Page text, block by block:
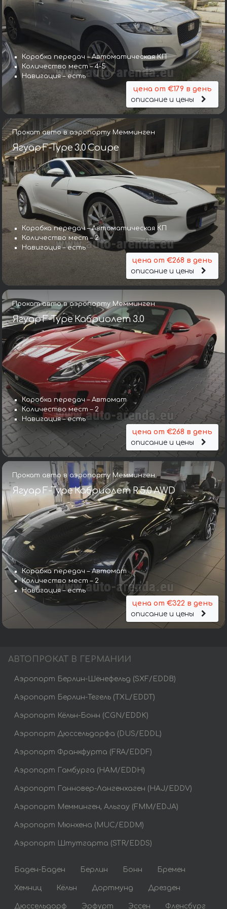
Коробка передач – Автоматическая КП
Количество мест – 4-5
Навигация – есть
цена от €179 в день
описание и цены
Прокат авто в аэропорту Мемминген
Ягуар F-Type 3.0 Coupe
Коробка передач – Автоматическая КП
Количество мест – 2
Навигация – есть
цена от €268 в день
описание и цены
Прокат авто в аэропорту Мемминген
Ягуар F-Type Кабриолет 3.0
Коробка передач – Автомат
Количество мест – 2
Навигация – есть
цена от €268 в день
описание и цены
Прокат авто в аэропорту Мемминген
Ягуар F-Type Кабриолет R 5.0 AWD
Коробка передач – Автомат
Количество мест – 2
Навигация – есть
цена от €322 в день
описание и цены
АВТОПРОКАТ В ГЕРМАНИИ
Аэропорт Берлин-Шёнефельд (SXF/EDDB)
Аэропорт Берлин-Тегель (TXL/EDDT)
Аэропорт Кёльн-Бонн (CGN/EDDK)
Аэропорт Дюссельдорфа (DUS/EDDL)
Аэропорт Франкфурта (FRA/EDDF)
Аэропорт Гамбурга (HAM/EDDH)
Аэропорт Ганновер-Лангенхаген (HAJ/EDDV)
Аэропорт Мемминген, Альгау (FMM/EDJA)
Аэропорт Мюнхена (MUC/EDDM)
Аэропорт Штутгарта (STR/EDDS)
Баден-Баден Берлин Бонн Бремен
Хемниц Кёльн Дортмунд Дрезден
Дюссельдорф Эрфурт Эссен Фленсбург